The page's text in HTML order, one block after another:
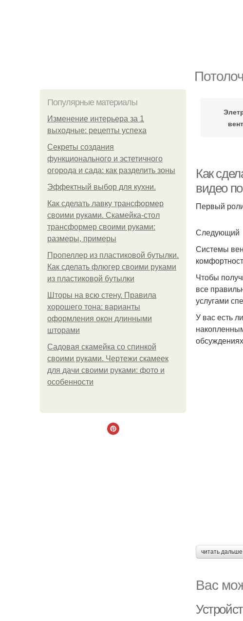
Популярные материалы
Изменение интерьера за 1
выходные: рецепты успеха
Секреты создания
функционального и эстетичного
огорода и сада: как разделить зоны
Эффектный выбор для кухни.
Как сделать лавку трансформер
своими руками. Скамейка-стол
трансформер своими руками:
размеры, примеры
Пропеллер из пластиковой бутылки.
Как сделать флюгер своими руками
из пластиковой бутылки
Шторы на всю стену. Правила
хорошего тона: варианты
оформления окон длинными
шторами
Садовая скамейка со спинкой
своими руками. Чертежи скамеек
для дачи своими руками: фото и
особенности
Как
видео
Первый
Следующий
Системы
Чтобы
все
услугами
У вас есть
читать
Вас